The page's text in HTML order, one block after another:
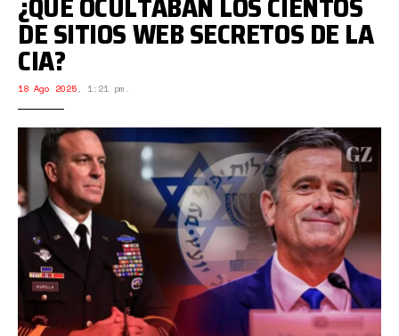
DE SITIOS WEB SECRETOS DE LA
CIA?
18 Ago 2025, 1:21 pm.